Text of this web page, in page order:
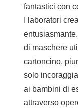
fantastici con
I laboratori
di maschere
cartoncino,
solo
ai bambini di
attraverso